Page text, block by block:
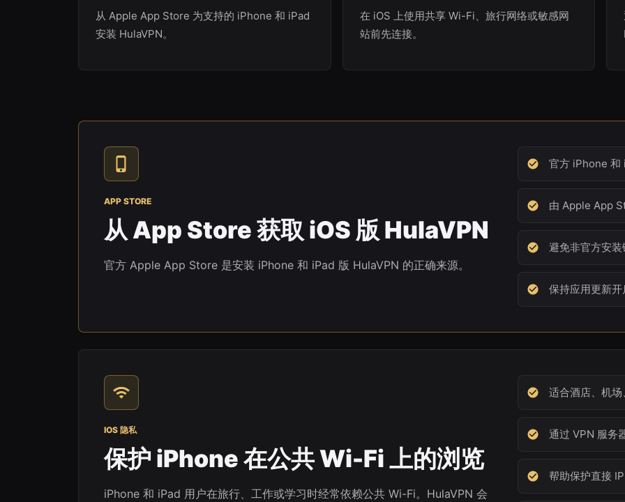
从 Apple App Store 为支持的 iPhone 和 iPad
安装 HulaVPN。
在 iOS 上使用共享 Wi-Fi、旅行网络或敏感网
站前先连接。
APP STORE
从 App Store 获取 iOS 版 HulaVPN
官方 Apple App Store 是安装 iPhone 和 iPad 版 HulaVPN 的正确来源。
官方 iPhone 和
由 Apple App
避免非官方安装
保持应用更新开
IOS 隐私
保护 iPhone 在公共 Wi-Fi 上的浏览
iPhone 和 iPad 用户在旅行、工作或学习时经常依赖公共 Wi-Fi。HulaVPN 会
适合酒店、机
通过 VPN 服务
帮助保护直接